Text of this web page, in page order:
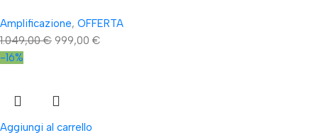
Amplificazione, OFFERTA
1.049,00€ 999,00 €
-16%
Aggiungi al carrello